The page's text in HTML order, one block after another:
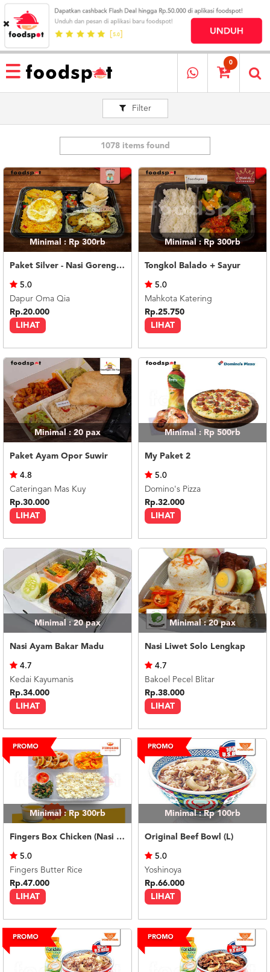
HOME
MENU
RESTAURANT
MEREKA
KATALOG
LOYALTY
PROGRAM
ABOUT
BLOG
TERMS
CENTER
021
5091
3494
LOGIN
DAFTAR
0
Filter
1078 items found
Minimal : Rp 300rb
Paket Silver - Nasi Goreng Nanas Geprek Mozza
LIHAT
5.0
Dapur Oma Qia
Rp.20.000
Minimal : Rp 300rb
Tongkol Balado + Sayur
LIHAT
5.0
Mahkota Katering
Rp.25.750
Minimal : 20pax
Paket Ayam Opor Suwir
LIHAT
4.8
Cateringan Mas Kuy
Rp.30.000
Minimal : Rp 500rb
My Paket 2
LIHAT
5.0
Domino's Pizza
Rp.32.000
Minimal : 20pax
Nasi Ayam Bakar Madu
LIHAT
4.7
Kedai Kayumanis
Rp.34.000
Minimal : 20pax
Nasi Liwet Solo Lengkap
LIHAT
4.7
Bakoel Pecel Blitar
Rp.38.000
Minimal : Rp 300rb
Fingers Box Chicken (Nasi Putih) Silky Pudding
LIHAT
5.0
Fingers Butter Rice
Rp.47.000
Minimal : Rp 100rb
Original Beef Bowl (L)
LIHAT
5.0
Yoshinoya
Rp.66.000